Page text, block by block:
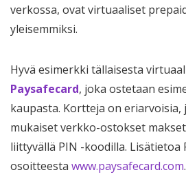
verkossa, ovat virtuaaliset
yleisemmiksi.
Hyvä esimerkki tällaisesta
Paysafecard, joka ostetaan
kaupasta. Kortteja on eriarvoisia,
mukaiset verkko-ostokset
liittyvällä PIN -koodilla. Lisätietoa
osoitteesta www.paysafecard.com.